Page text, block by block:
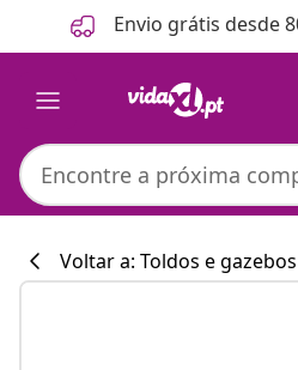
Anterior
Seguinte Envio grátis desde
Voltar a: Toldos e gazebos